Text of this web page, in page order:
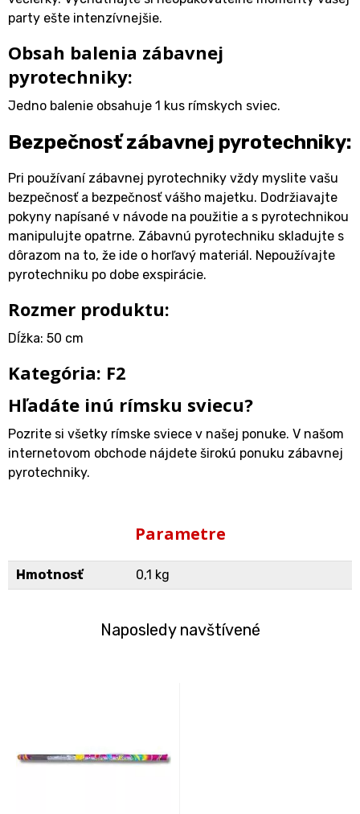
party ešte intenzívnejšie.
Obsah balenia zábavnej
pyrotechniky:
Jedno balenie obsahuje 1 kus rímskych sviec.
Bezpečnosť zábavnej pyrotechniky:
Pri používaní zábavnej pyrotechniky vždy myslite vašu
bezpečnosť a bezpečnosť vášho majetku. Dodržiavajte
pokyny napísané v návode na použitie a s pyrotechnikou
manipulujte opatrne. Zábavnú pyrotechniku skladujte s
dôrazom na to, že ide o horľavý materiál. Nepoužívajte
pyrotechniku po dobe exspirácie.
Rozmer produktu:
Dĺžka: 50 cm
Kategória: F2
Hľadáte inú rímsku sviecu?
Pozrite si všetky rímske sviece v našej ponuke. V našom
internetovom obchode nájdete širokú ponuku zábavnej
pyrotechniky.
Parametre
Hmotnosť 0,1 kg
Naposledy navštívené